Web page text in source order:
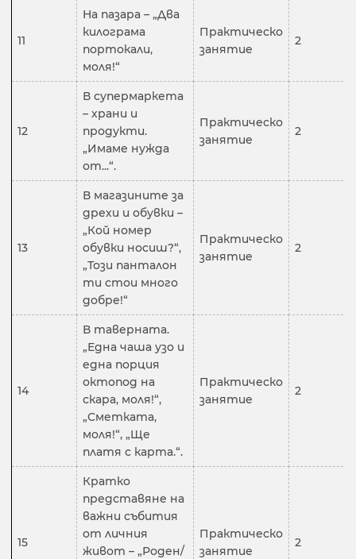
11
На пазара – „Два
килограма
портокали,
моля!“
Практическо
занятие
2
12
В супермаркета
– храни и
продукти.
„Имаме нужда
от...“.
Практическо
занятие
2
13
В магазините за
дрехи и обувки –
„Кой номер
обувки носиш?“,
„Този панталон
ти стои много
добре!“
Практическо
занятие
2
14
В таверната.
„Една чаша узо и
една порция
октопод на
скара, моля!“,
„Сметката,
моля!“, „Ще
платя с карта.“.
Практическо
занятие
2
15
Кратко
представяне на
важни събития
от личния
живот – „Роден/
Практическо
занятие
2